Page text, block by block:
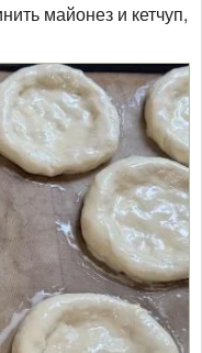
майонез и кетчуп,